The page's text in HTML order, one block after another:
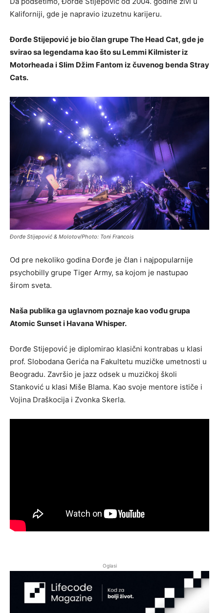
Kaliforniji, gde je napravio izuzetnu karijeru.
Đorđe Stijepović je bio član grupe The Head Cat, gde je
svirao sa legendama kao što su Lemmi Kilmister iz
Motorheada i Slim Džim Fantom iz čuvenog benda Stray
Cats.
Đorđe Stijepović & Molotov/Photo: Toni Francois
Od pre nekoliko godina Đorđe je član i najpopularnije
psychobilly grupe Tiger Army, sa kojom je nastupao
širom sveta.
Naša publika ga uglavnom poznaje kao vođu grupa
Atomic Sunset i Havana Whisper.
Đorđe Stijepović je diplomirao klasični kontrabas u klasi
prof. Slobodana Gerića na Fakultetu muzičke umetnosti u
Beogradu. Završio je jazz odsek u muzičkoj školi
Stanković u klasi Miše Blama. Kao svoje mentore ističe i
Vojina Draškocija i Zvonka Skerla.
Oglasi